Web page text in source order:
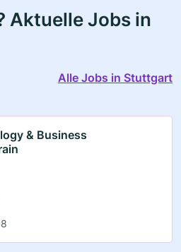
Aktuelle Jobs in
Alle Jobs in Stuttgart
& Business